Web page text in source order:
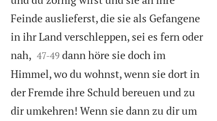
Feinde auslieferst, die sie als Gefangene
in ihr Land verschleppen, sei es fern oder
nah, 

47-49 dann höre sie doch im
Himmel, wo du wohnst, wenn sie dort in
der Fremde ihre Schuld bereuen und zu
dir umkehren! Wenn sie dann zu dir um